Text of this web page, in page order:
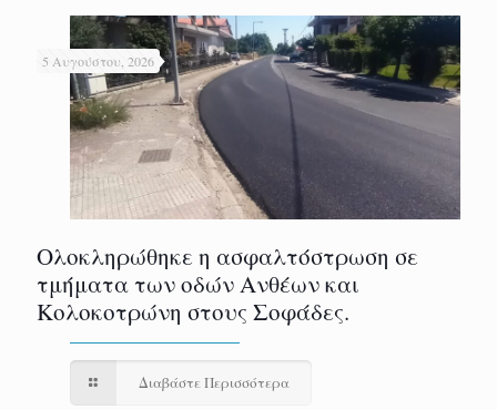
5 Αυγούστου, 2026
Ολοκληρώθηκε η ασφαλτόστρωση σε
τμήματα των οδών Ανθέων και
Κολοκοτρώνη στους Σοφάδες.
Διαβάστε Περισσότερα